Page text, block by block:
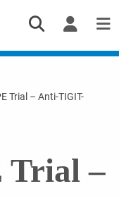
Trial – Anti-TIGIT-
Trial –